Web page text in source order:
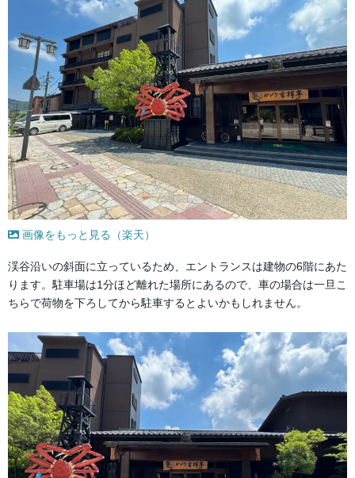
画像をもっと見る（楽天）
渓谷沿いの斜面に立っているため、エントランスは建物の6階にあた
ります。駐車場は1分ほど離れた場所にあるので、車の場合は一旦こ
ちらで荷物を下ろしてから駐車するとよいかもしれません。